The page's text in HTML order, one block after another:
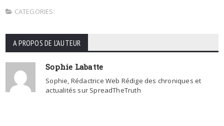
CATEGORIES:
A PROPOS DE L'AUTEUR
Sophie Labatte
Sophie, Rédactrice Web Rédige des chroniques et
actualités sur SpreadTheTruth